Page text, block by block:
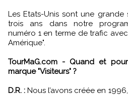
Les Etats-Unis sont une grande
trois ans dans notre
numéro 1 en terme de trafic
Amérique".
TourMaG.com - Quand et
marque "Visiteurs" ?
D.R. : Nous l’avons créée en